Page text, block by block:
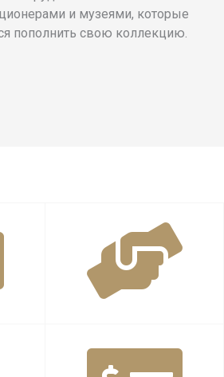
и музеями, которые
пополнить свою коллекцию.